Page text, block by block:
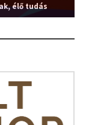
élő tudás